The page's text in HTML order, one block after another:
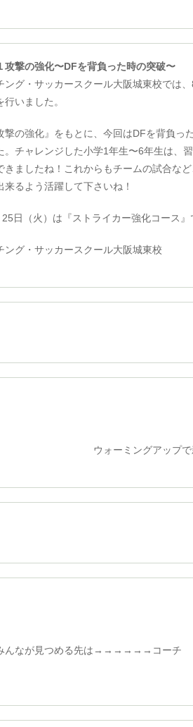
攻撃の強化〜DFを背負った時の突破〜
ング・サッカースクール大阪城東校では
いました。
撃の強化』をもとに、今回はDFを背負っ
。チャレンジした小学1年生〜6年生は、
きましたね！これからもチームの試合な
るよう活躍して下さいね！
日（火）は『ストライカー強化コース』
ング・サッカースクール大阪城東校
グアップで新しい仲
める先は→→→→→→コーチ 相手